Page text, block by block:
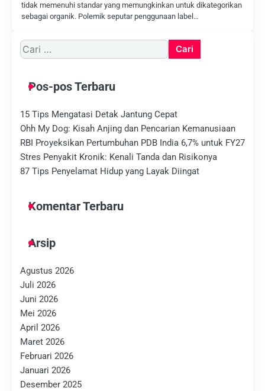
tidak memenuhi standar yang memungkinkan untuk dikategorikan
sebagai organik. Polemik seputar penggunaan label…
Cari
untuk:
Pos-pos Terbaru
15 Tips Mengatasi Detak Jantung Cepat
Ohh My Dog: Kisah Anjing dan Pencarian Kemanusiaan
RBI Proyeksikan Pertumbuhan PDB India 6,7% untuk FY27
Stres Penyakit Kronik: Kenali Tanda dan Risikonya
87 Tips Penyelamat Hidup yang Layak Diingat
Komentar Terbaru
Arsip
Agustus 2026
Juli 2026
Juni 2026
Mei 2026
April 2026
Maret 2026
Februari 2026
Januari 2026
Desember 2025